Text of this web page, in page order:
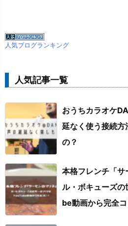
人気ブログランキング
人気記事一覧
おうちカラオケ
延なく使う接続方
の？
本格フレンチ「
ル・ボキューズ
be動画から完全コ